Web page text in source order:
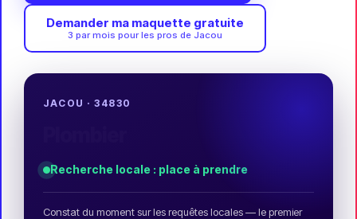
Demander ma maquette gratuite
3 par mois pour les pros de Jacou
JACOU · 34830
Recherche locale : place à prendre
Constat du moment sur les requêtes locales — le premier